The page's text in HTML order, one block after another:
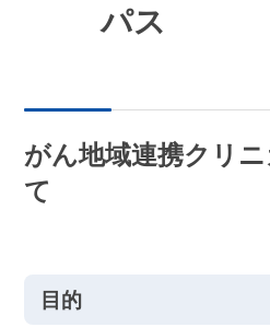
パス
がん地域連携クリ
て
目的